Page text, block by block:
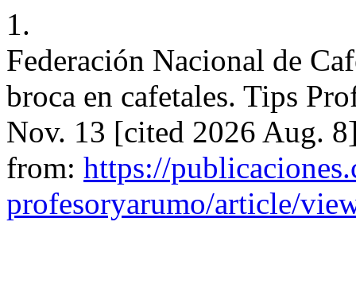
1.
Federación Nacional de
broca en cafetales. Tips
Nov. 13 [cited 2026 Aug.
from: https://
profesoryarumo/article/